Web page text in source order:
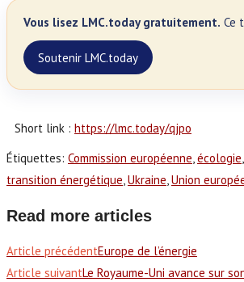
Vous lisez LMC.today gratuitement. Ce
Soutenir LMC.today
Short link : https://lmc.today/qjpo
Étiquettes: Commission européenne, écologie,
transition énergétique, Ukraine, Union
Read more articles
Article précédentEurope de l’énergie
Article suivantLe Royaume-Uni avance sur